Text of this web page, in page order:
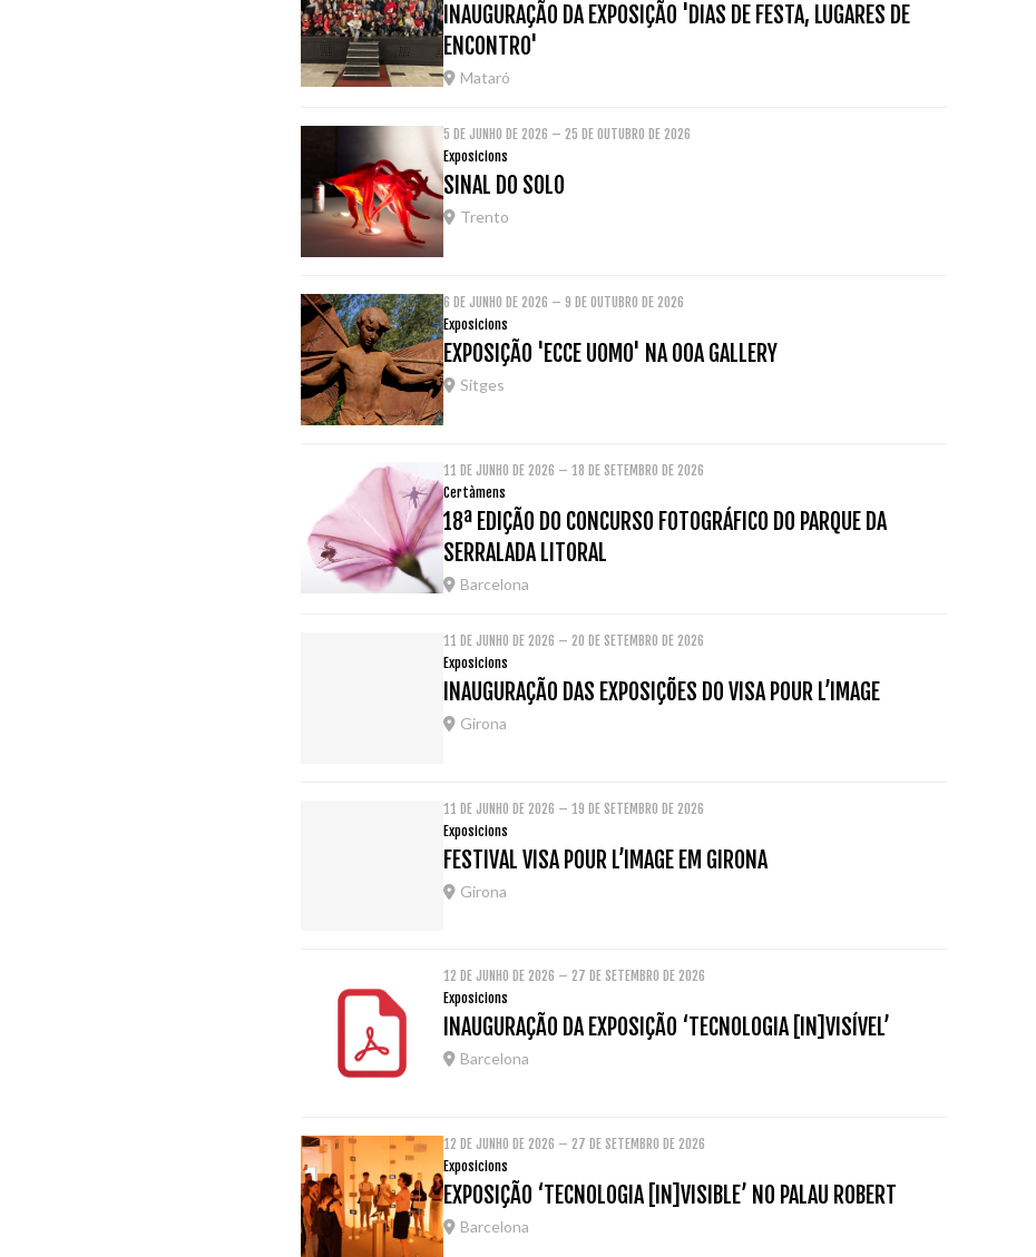
INAUGURAÇÃO DA EXPOSIÇÃO 'DIAS DE FESTA, LUGARES DE
ENCONTRO'
Mataró
5 DE JUNHO DE 2026 – 25 DE OUTUBRO DE 2026
Exposicions
SINAL DO SOLO
Trento
6 DE JUNHO DE 2026 – 9 DE OUTUBRO DE 2026
Exposicions
EXPOSIÇÃO 'ECCE UOMO' NA OOA GALLERY
Sitges
11 DE JUNHO DE 2026 – 18 DE SETEMBRO DE 2026
Certàmens
18ª EDIÇÃO DO CONCURSO FOTOGRÁFICO DO PARQUE DA
SERRALADA LITORAL
Barcelona
11 DE JUNHO DE 2026 – 20 DE SETEMBRO DE 2026
Exposicions
INAUGURAÇÃO DAS EXPOSIÇÕES DO VISA POUR L’IMAGE
Girona
11 DE JUNHO DE 2026 – 19 DE SETEMBRO DE 2026
Exposicions
FESTIVAL VISA POUR L’IMAGE EM GIRONA
Girona
12 DE JUNHO DE 2026 – 27 DE SETEMBRO DE 2026
Exposicions
INAUGURAÇÃO DA EXPOSIÇÃO ‘TECNOLOGIA [IN]VISÍVEL’
Barcelona
12 DE JUNHO DE 2026 – 27 DE SETEMBRO DE 2026
Exposicions
EXPOSIÇÃO ‘TECNOLOGIA [IN]VISIBLE’ NO PALAU ROBERT
Barcelona